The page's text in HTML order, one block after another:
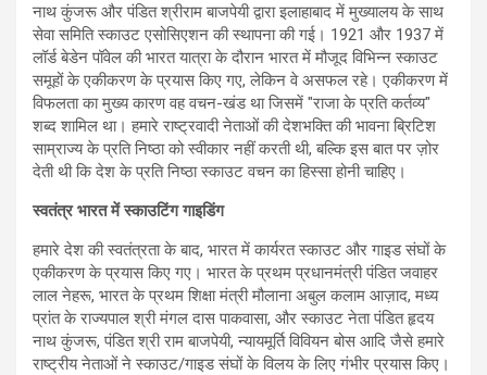
नाथ कुंजरू और पंडित श्रीराम बाजपेयी द्वारा इलाहाबाद में मुख्यालय के साथ
सेवा समिति स्काउट एसोसिएशन की स्थापना की गई। 1921 और 1937 में
लॉर्ड बेडेन पॉवेल की भारत यात्रा के दौरान भारत में मौजूद विभिन्न स्काउट
समूहों के एकीकरण के प्रयास किए गए, लेकिन वे असफल रहे। एकीकरण में
विफलता का मुख्य कारण वह वचन-खंड था जिसमें "राजा के प्रति कर्तव्य"
शब्द शामिल था। हमारे राष्ट्रवादी नेताओं की देशभक्ति की भावना ब्रिटिश
साम्राज्य के प्रति निष्ठा को स्वीकार नहीं करती थी, बल्कि इस बात पर ज़ोर
देती थी कि देश के प्रति निष्ठा स्काउट वचन का हिस्सा होनी चाहिए।
स्वतंत्र भारत में स्काउटिंग गाइडिंग
हमारे देश की स्वतंत्रता के बाद, भारत में कार्यरत स्काउट और गाइड संघों के
एकीकरण के प्रयास किए गए। भारत के प्रथम प्रधानमंत्री पंडित जवाहर
लाल नेहरू, भारत के प्रथम शिक्षा मंत्री मौलाना अबुल कलाम आज़ाद, मध्य
प्रांत के राज्यपाल श्री मंगल दास पाकवासा, और स्काउट नेता पंडित हृदय
नाथ कुंजरू, पंडित श्री राम बाजपेयी, न्यायमूर्ति विवियन बोस आदि जैसे हमारे
राष्ट्रीय नेताओं ने स्काउट/गाइड संघों के विलय के लिए गंभीर प्रयास किए।